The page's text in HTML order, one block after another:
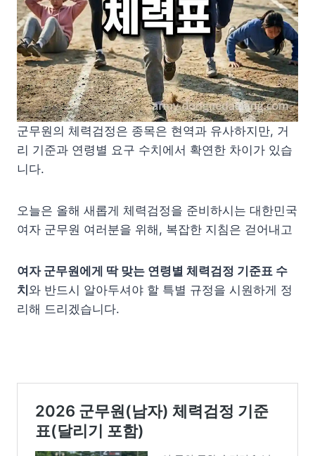
군무원의 체력검정은 종목은 현역과 유사하지만, 거
리 기준과 연령별 요구 수치에서 확연한 차이가 있습
니다.
오늘은 올해 새롭게 체력검정을 준비하시는 대한민국
여자 군무원 여러분을 위해, 복잡한 지침은 걷어내고
여자 군무원에게 딱 맞는 연령별 체력검정 기준표 수
치 와 반드시 알아두셔야 할 특별 규정을 시원하게 정
리해 드리겠습니다.